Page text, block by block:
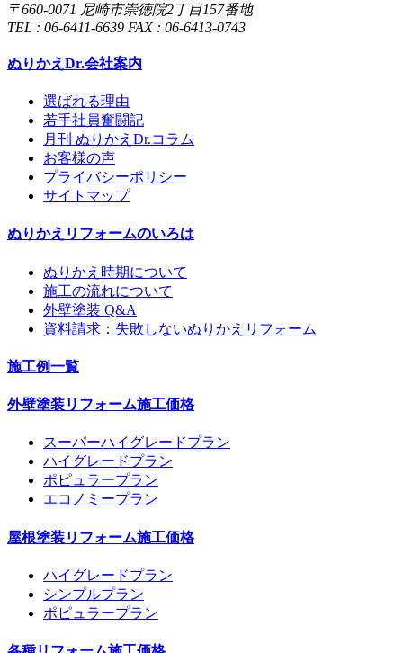
〒660-0071 尼崎市崇徳院2丁目157番地
TEL : 06-6411-6639 FAX : 06-6413-0743
ぬりかえDr.会社案内
選ばれる理由
若手社員奮闘記
月刊 ぬりかえDr.コラム
お客様の声
プライバシーポリシー
サイトマップ
ぬりかえリフォームのいろは
ぬりかえ時期について
施工の流れについて
外壁塗装 Q&A
資料請求：失敗しないぬりかえリフォーム
施工例一覧
外壁塗装リフォーム施工価格
スーパーハイグレードプラン
ハイグレードプラン
ポピュラープラン
エコノミープラン
屋根塗装リフォーム施工価格
ハイグレードプラン
シンプルプラン
ポピュラープラン